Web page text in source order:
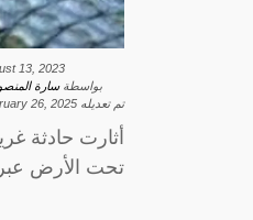
13, 2023
بواسطةسارة
تم تعديله 26, 2025
أثارت حادثة
تحت الأرض عبر